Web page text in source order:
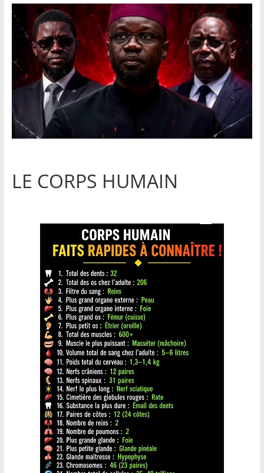
LE CORPS HUMAIN